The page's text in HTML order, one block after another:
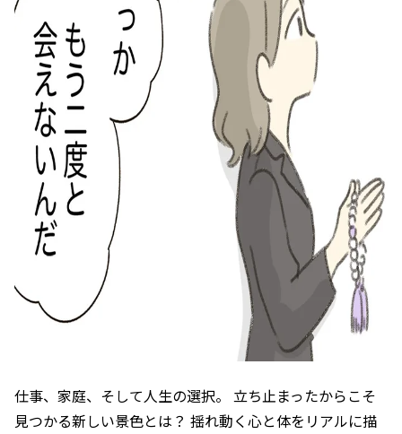
仕事、家庭、そして人生の選択。 立ち止まったからこそ
見つかる新しい景色とは？ 揺れ動く心と体をリアルに描